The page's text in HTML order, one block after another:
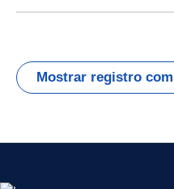
Mostrar registro